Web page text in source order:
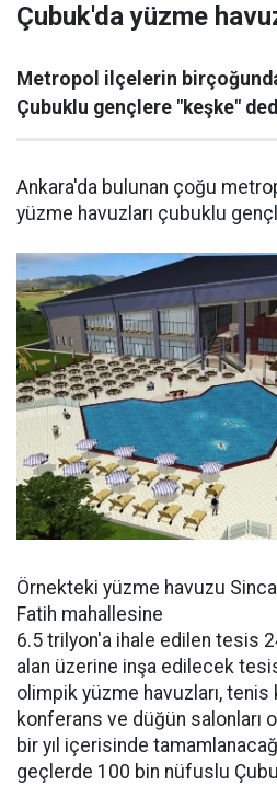
Çubuk'da yüzme
Metropol ilçelerin
Çubuklu gençlere "keşke"
Ankara'da bulunan çoğu
yüzme havuzları çubuklu
Örnekteki yüzme havuzu
Fatih mahallesine
6.5 trilyon'a ihale edilen tesis
alan üzerine inşa edilecek
olimpik yüzme havuzları, tenis
konferans ve düğün salonları
bir yıl içerisinde
geçlerde 100 bin nüfuslu